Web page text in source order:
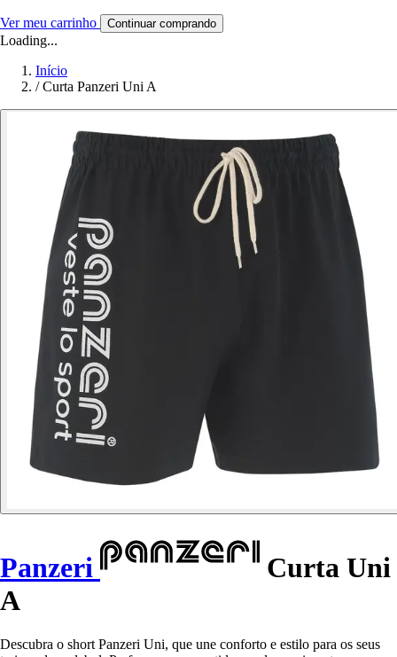
Ver meu carrinho Continuar comprando
Loading...
Início
/ Curta Panzeri Uni A
Panzeri
Curta Uni
A
Descubra o short Panzeri Uni, que une conforto e estilo para os seus